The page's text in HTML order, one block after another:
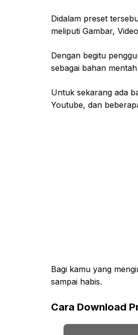
Didalam preset
meliputi Gambar,
Dengan begitu
sebagai bahan
Untuk sekarang ada
Youtube, dan
Bagi kamu yang
sampai habis.
Cara Download